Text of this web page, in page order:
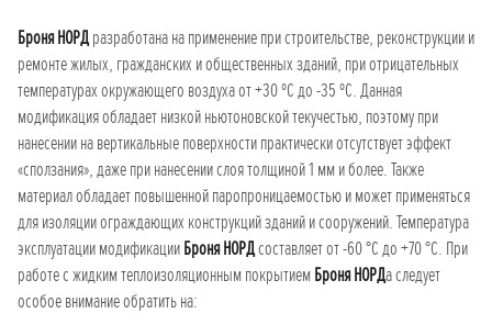
Броня НОРДразработана на применение при строительстве, реконструкции и
ремонте жилых, гражданских и общественных зданий, при отрицательных
температурах окружающего воздуха от +30 ºС до -35 ºС. Данная
модификация обладает низкой ньютоновской текучестью, поэтому при
нанесении на вертикальные поверхности практически отсутствует эффект
«сползания», даже при нанесении слоя толщиной 1 мм и более. Также
материал обладает повышенной паропроницаемостью и может применяться
для изоляции ограждающих конструкций зданий и сооружений. Температура
эксплуатации модификацииБроня НОРДсоставляет от -60 °С до +70 °С. При
работе с жидким теплоизоляционным покрытиемБроня НОРДа следует
особое внимание обратить на: